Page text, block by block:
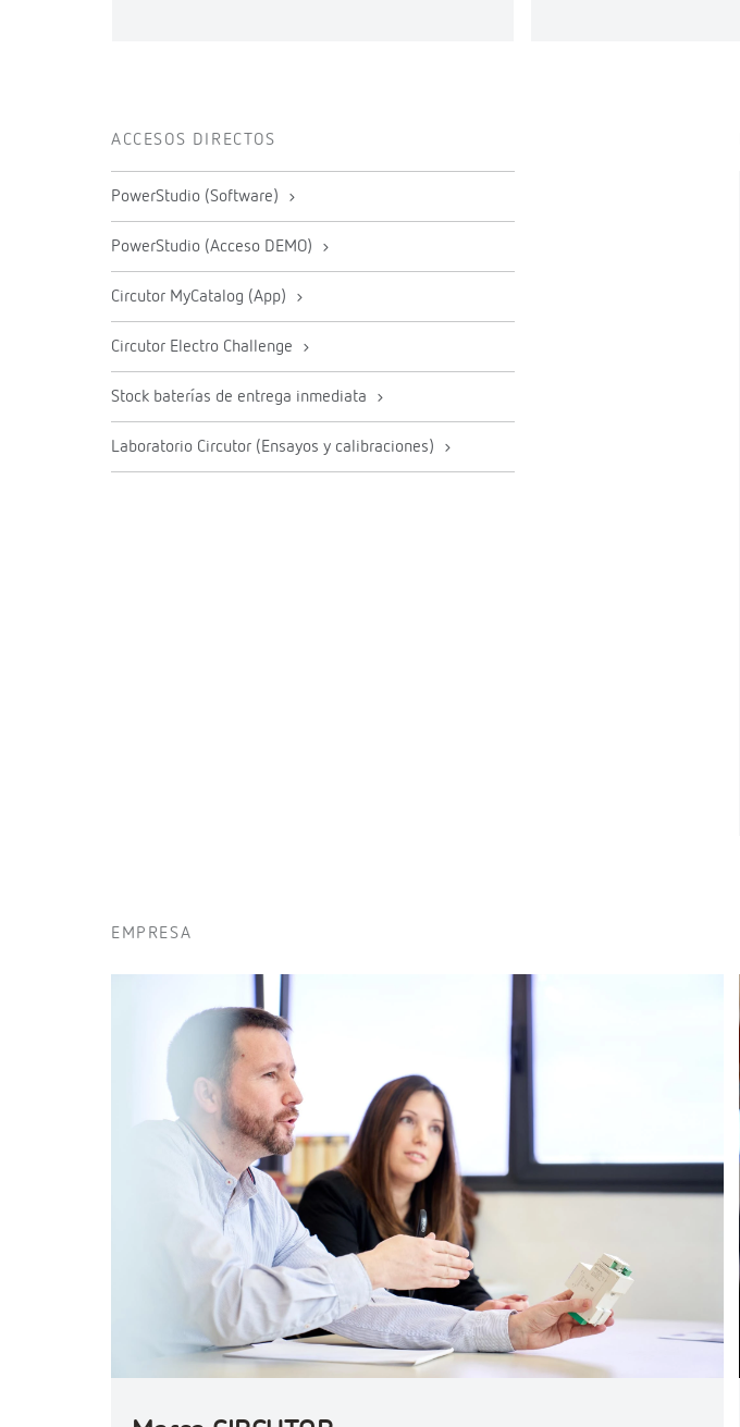
ACCESOS DIRECTOS
PowerStudio (Software)
PowerStudio (Acceso DEMO)
Circutor MyCatalog (App)
Circutor Electro Challenge
Stock baterías de entrega inmediata
Laboratorio Circutor (Ensayos y calibraciones)
EMPRESA